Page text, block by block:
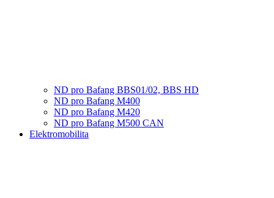
ND pro Bafang BBS01/02, BBS HD
ND pro Bafang M400
ND pro Bafang M420
ND pro Bafang M500 CAN
Elektromobilita